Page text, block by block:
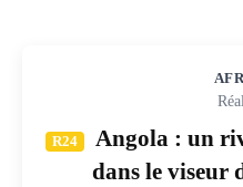
R24
Angola : un
dans le viseur